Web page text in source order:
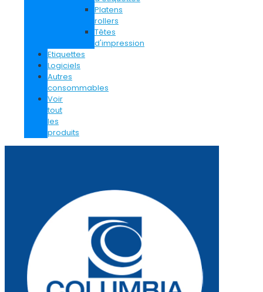
Platens
rollers
Têtes
d'impression
Etiquettes
Logiciels
Autres
consommables
Voir
tout
les
produits